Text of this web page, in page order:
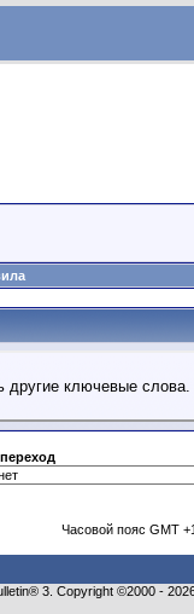
другие ключевые слова.
Часовой пояс GMT
3. Copyright ©2000 -